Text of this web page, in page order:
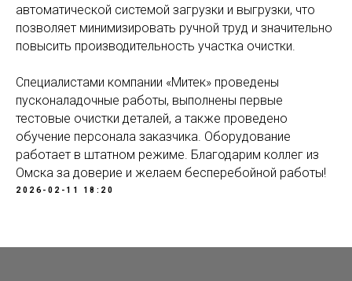
автоматической системой загрузки и выгрузки, что
позволяет минимизировать ручной труд и значительно
повысить производительность участка очистки.
Специалистами компании «Митек» проведены
пусконаладочные работы, выполнены первые
тестовые очистки деталей, а также проведено
обучение персонала заказчика. Оборудование
работает в штатном режиме. Благодарим коллег из
Омска за доверие и желаем бесперебойной работы!
2026-02-11 18:20